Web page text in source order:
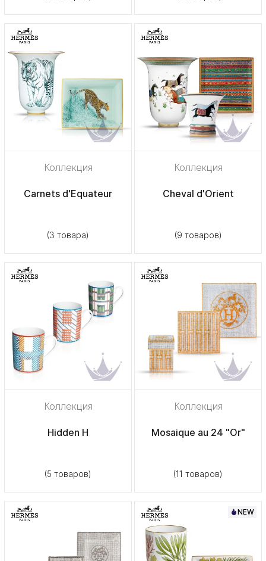
Коллекция
Carnets d'Equateur
(3 товара)
Коллекция
Cheval d'Orient
(9 товаров)
Коллекция
Hidden H
(5 товаров)
Коллекция
Mosaique au 24 "Or"
(11 товаров)
NEW